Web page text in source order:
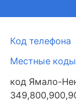
Код телефона
Местные
код Ямало-